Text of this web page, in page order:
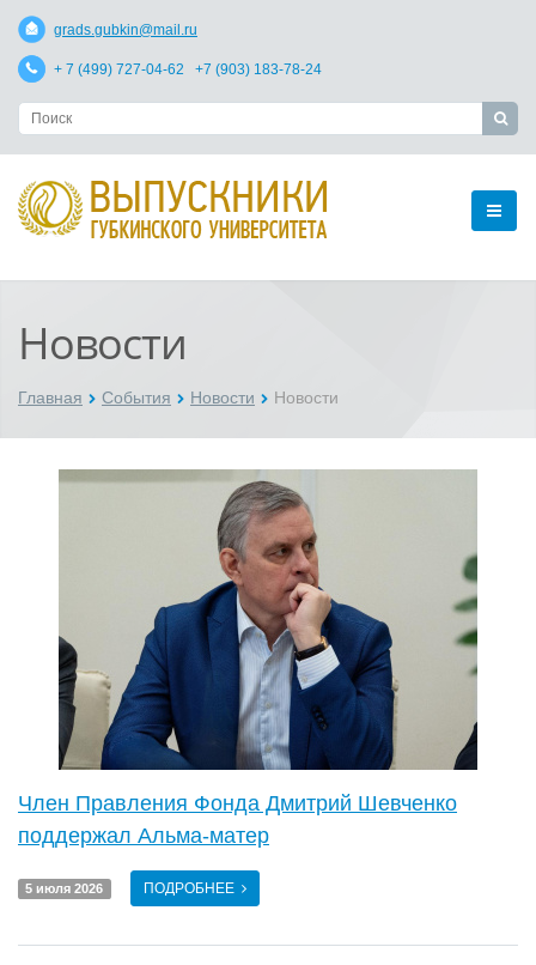
grads.gubkin@mail.ru
+ 7 (499) 727-04-62 +7 (903) 183-78-24
Новости
Главная События Новости Новости
Член Правления Фонда Дмитрий Шевченко
поддержал Альма-матер
5 июля 2026 ПОДРОБНЕЕ